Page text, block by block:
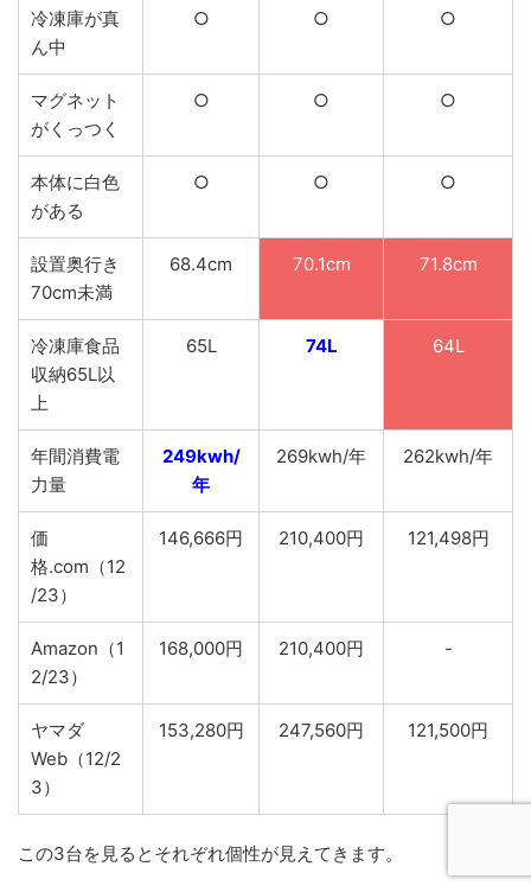
冷凍庫が真
ん中
○ ○ ○
マグネット
がくっつく
○ ○ ○
本体に白色
がある
○ ○ ○
設置奥行き
70cm未満
68.4cm 70.1cm 71.8cm
冷凍庫食品
収納65L以
上
65L 74L 64L
年間消費電
力量
249kwh/
年
269kwh/年 262kwh/年
価
格.com（12
/23）
146,666円 210,400円 121,498円
Amazon（1
2/23）
168,000円 210,400円 -
ヤマダ
Web（12/2
3）
153,280円 247,560円 121,500円
この3台を見るとそれぞれ個性が見えてきます。